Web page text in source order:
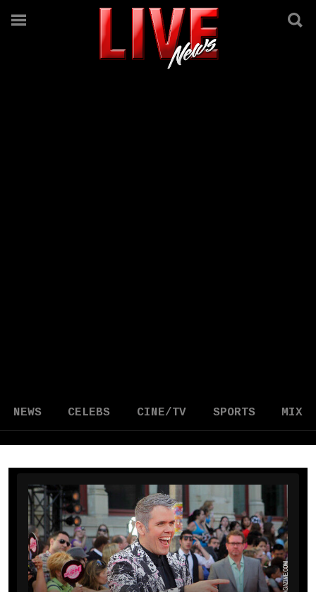
NEWS CELEBS CINE/TV SPORTS MIX